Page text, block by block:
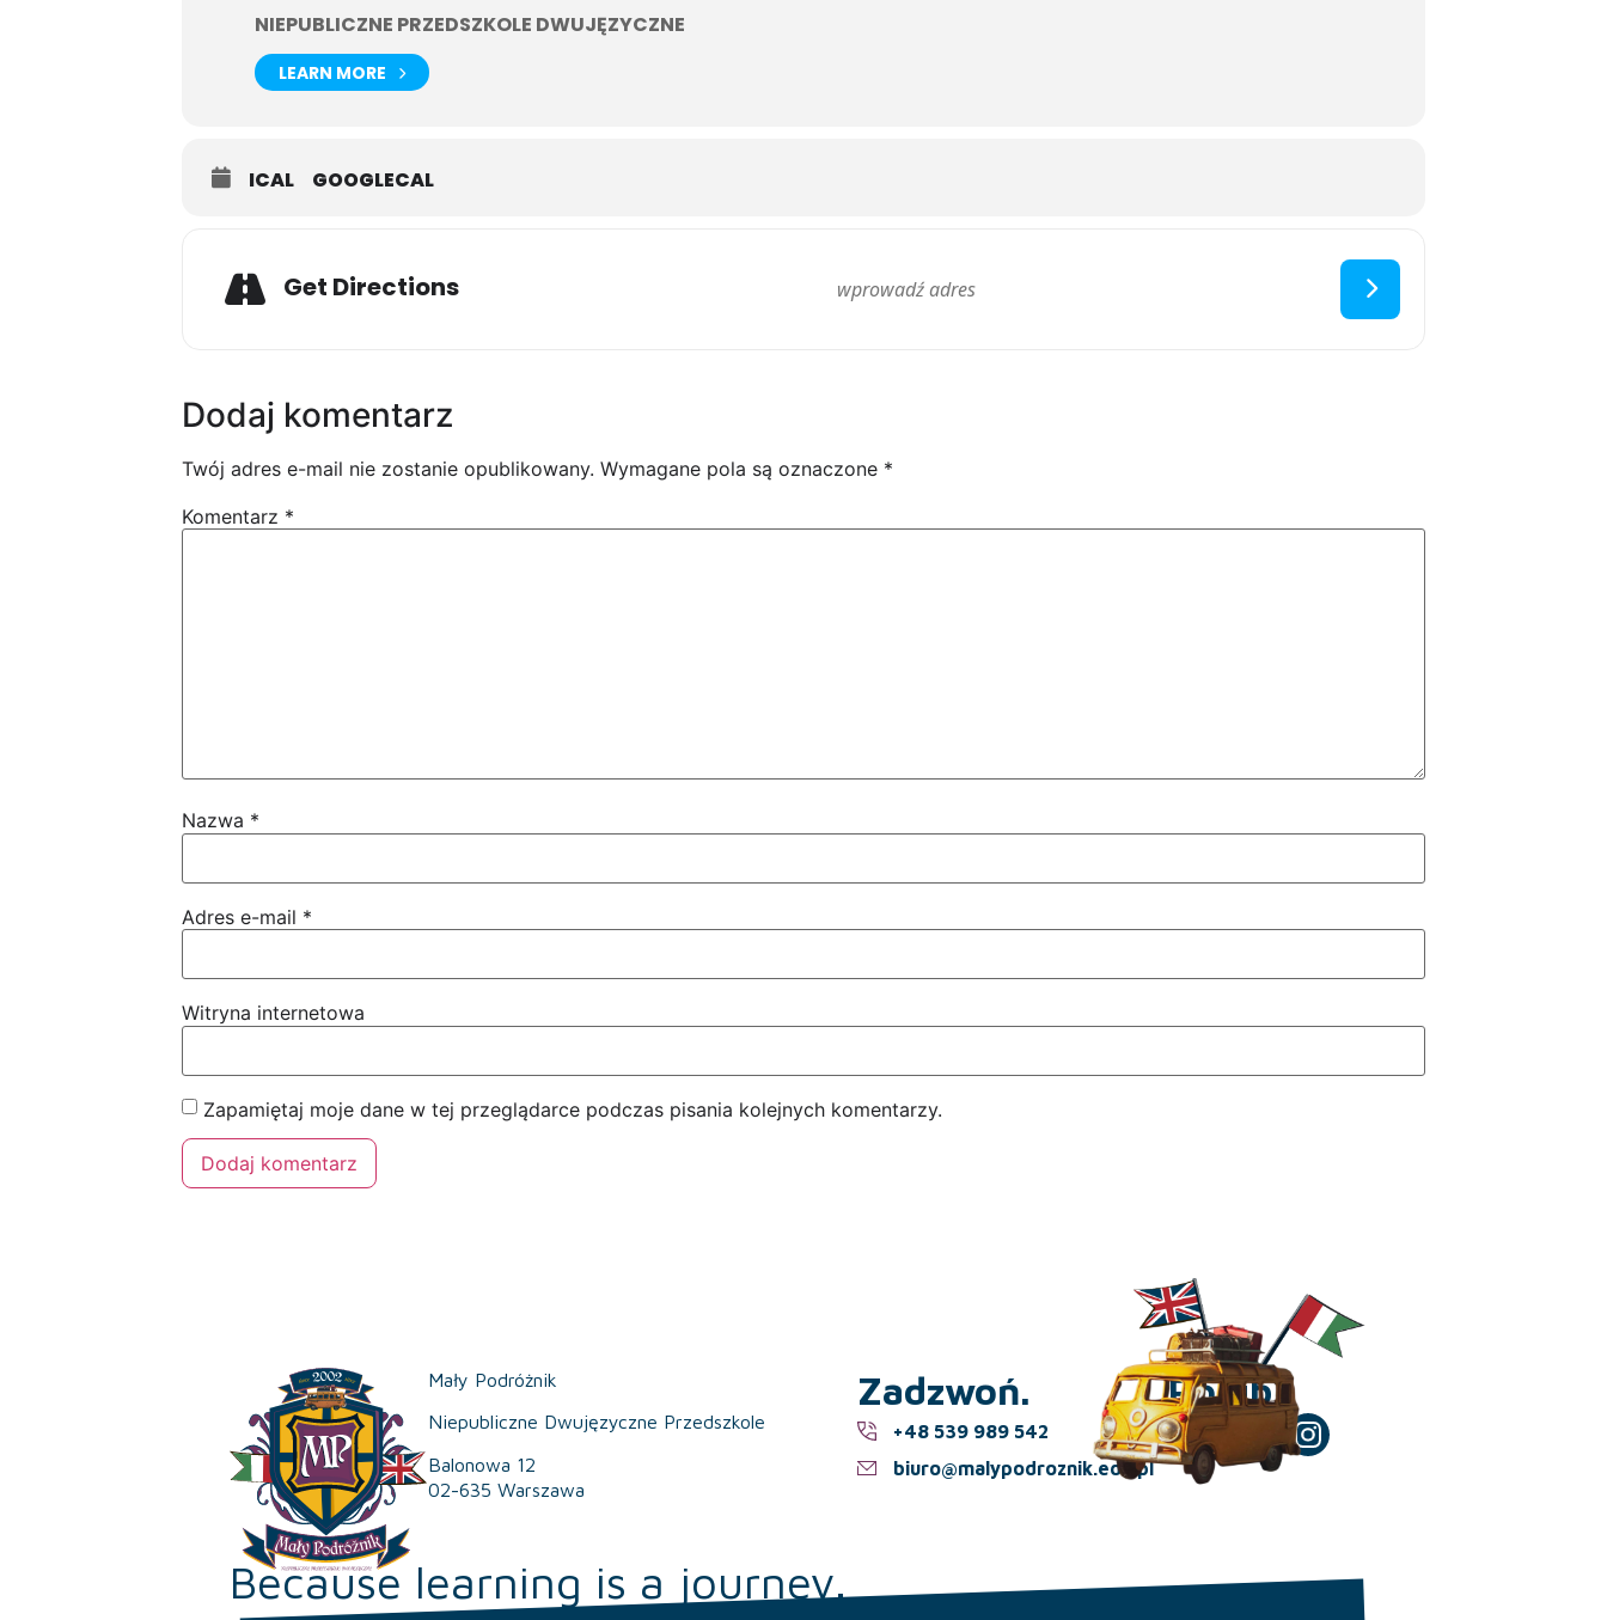
NIEPUBLICZNE PRZEDSZKOLE DWUJĘZYCZNE
LEARN MORE
ICAL GOOGLECAL
Get Directions
Dodaj komentarz
Twój adres e-mail nie zostanie opublikowany. Wymagane pola są oznaczone *
Komentarz *
Nazwa *
Adres e-mail *
Witryna internetowa
Zapamiętaj moje dane w tej przeglądarce podczas pisania kolejnych komentarzy.
Mały Podróżnik
Niepubliczne Dwujęzyczne Przedszkole
Balonowa 12
02-635 Warszawa
Zadzwoń.
+48 539 989 542
biuro@malypodroznik.edu.pl
Polub!
Because learning is a journey.